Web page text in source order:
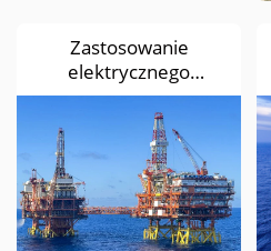
Zastosowanie
elektrycznego
ogrzewania firmy
Anhui Huanrui na
platformie wiertniczo-
produkcyjnej Huizhou
25-8B